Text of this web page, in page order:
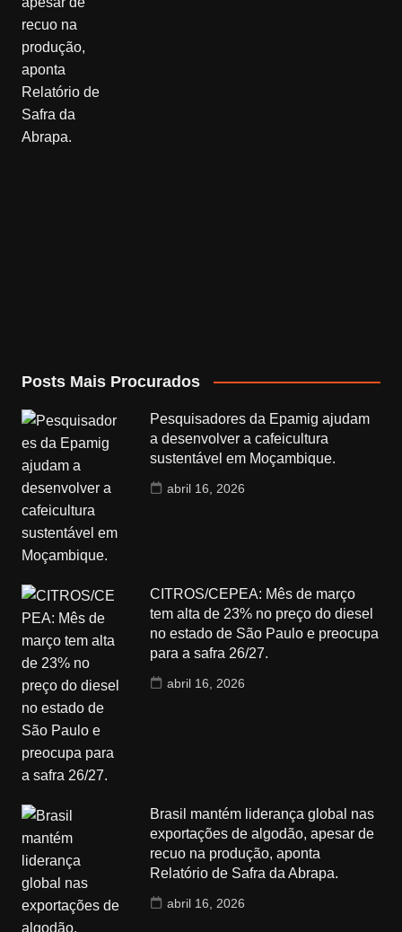
Posts Mais Procurados
Pesquisadores da Epamig ajudam
a desenvolver a cafeicultura
sustentável em Moçambique.
abril 16, 2026
CITROS/CEPEA: Mês de março
tem alta de 23% no preço do diesel
no estado de São Paulo e preocupa
para a safra 26/27.
abril 16, 2026
Brasil mantém liderança global nas
exportações de algodão, apesar de
recuo na produção, aponta
Relatório de Safra da Abrapa.
abril 16, 2026